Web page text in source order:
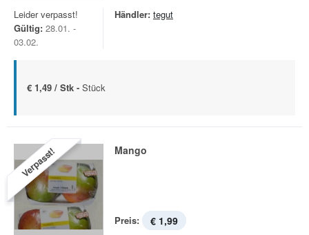
Leider verpasst!
Gültig: 28.01. -
03.02.
Händler: tegut
€ 1,49 / Stk - Stück
Verpasst! Mango
Preis: € 1,99